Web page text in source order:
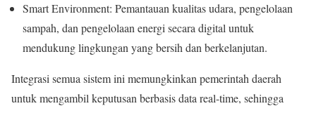
Smart Environment: Pemantauan kualitas udara, pengelolaan
sampah, dan pengelolaan energi secara digital untuk
mendukung lingkungan yang bersih dan berkelanjutan.
Integrasi semua sistem ini memungkinkan pemerintah daerah
untuk mengambil keputusan berbasis data real-time, sehingga